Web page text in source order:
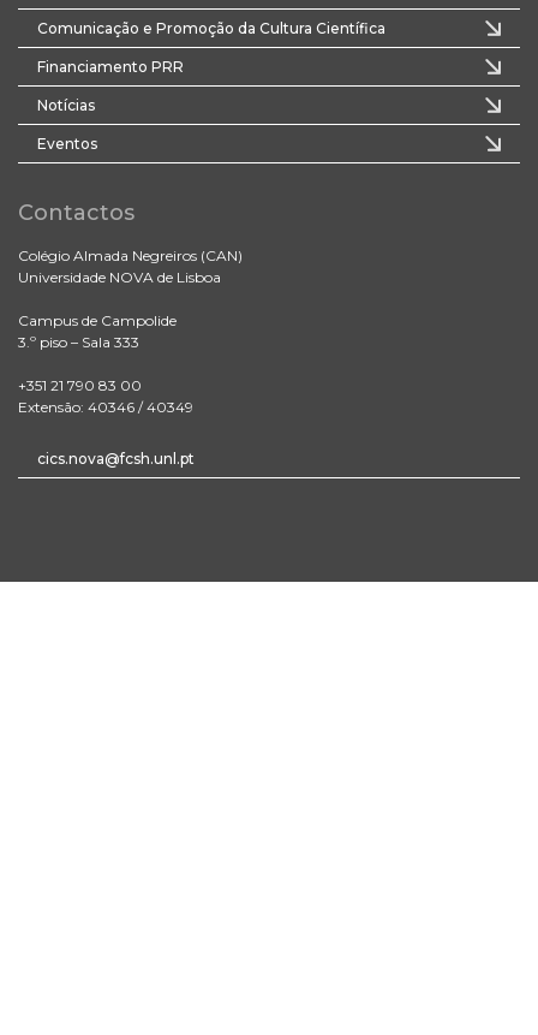
Comunicação e Promoção da Cultura Científica
Financiamento PRR
Notícias
Eventos
Contactos
Colégio Almada Negreiros (CAN)
Universidade NOVA de Lisboa
Campus de Campolide
3.º piso – Sala 333
+351 21 790 83 00
Extensão: 40346 / 40349
cics.nova@fcsh.unl.pt